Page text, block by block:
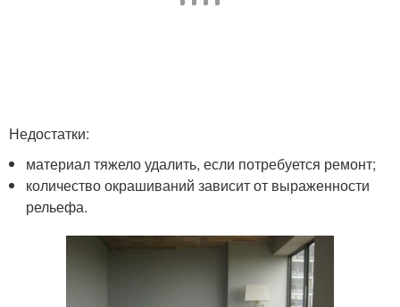
Недостатки:
материал тяжело удалить, если потребуется ремонт;
количество окрашиваний зависит от выраженности
рельефа.